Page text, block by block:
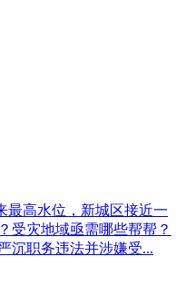
高水位，新城区接近一
受灾地域亟需哪些帮帮？
沉职务违法并涉嫌受...